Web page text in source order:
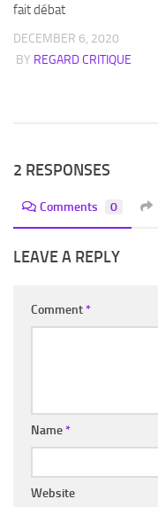
fait débat
DECEMBER 6, 2020
BY REGARD CRITIQUE
2 RESPONSES
Comments 0
LEAVE A REPLY
Comment*
Name*
Website